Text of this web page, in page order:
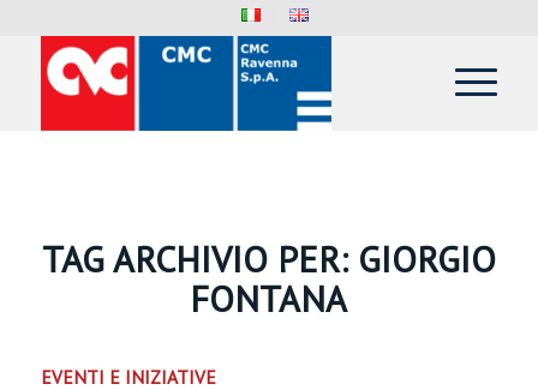
TAG ARCHIVIO PER: GIORGIO
FONTANA
EVENTI E INIZIATIVE